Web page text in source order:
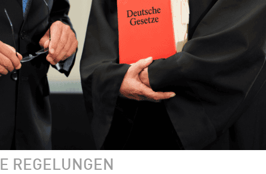
REGELUNGEN